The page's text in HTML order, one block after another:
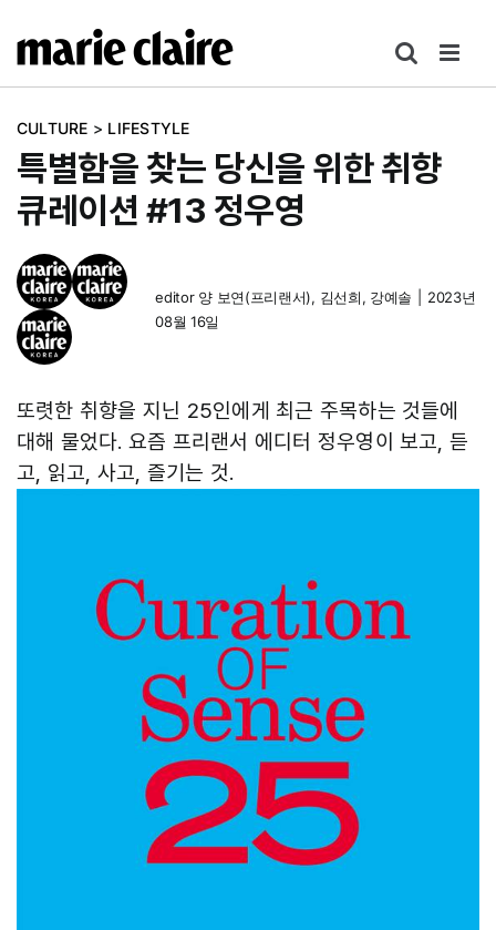
텐
건CULTURE > LIFESTYLE
특별함을 찾는 당신을 위한 취향
큐레이션 #13 정우영
editor 양 보연(프리랜서), 김선희, 강예솔
2023년
08월 16일
또렷한 취향을 지닌 25인에게 최근 주목하는 것들에
대해 물었다. 요즘 프리랜서 에디터 정우영이 보고, 듣
고, 읽고, 사고, 즐기는 것.